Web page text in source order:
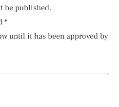
be published.
*
until it has been approved by